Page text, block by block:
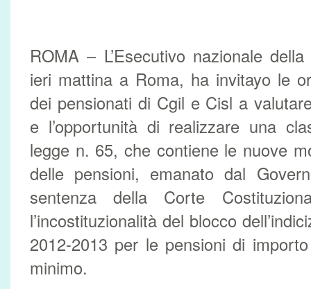
ROMA – L’Esecutivo nazionale
ieri mattina a Roma, ha invitayo le
dei pensionati di Cgil e Cisl a
e l’opportunità di realizzare una
legge n. 65, che contiene le nuove
delle pensioni, emanato dal
sentenza della Corte
l’incostituzionalità del blocco
2012-2013 per le pensioni di
minimo.